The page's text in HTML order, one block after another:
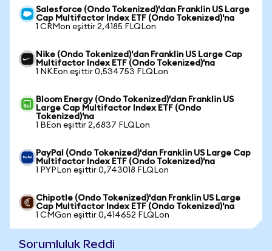
Salesforce (Ondo Tokenized)'dan Franklin US Large
Cap Multifactor Index ETF (Ondo Tokenized)'na
1 CRMon eşittir 2,4185 FLQLon
Nike (Ondo Tokenized)'dan Franklin US Large Cap
Multifactor Index ETF (Ondo Tokenized)'na
1 NKEon eşittir 0,534753 FLQLon
Bloom Energy (Ondo Tokenized)'dan Franklin US
Large Cap Multifactor Index ETF (Ondo
Tokenized)'na
1 BEon eşittir 2,6837 FLQLon
PayPal (Ondo Tokenized)'dan Franklin US Large Cap
Multifactor Index ETF (Ondo Tokenized)'na
1 PYPLon eşittir 0,743018 FLQLon
Chipotle (Ondo Tokenized)'dan Franklin US Large
Cap Multifactor Index ETF (Ondo Tokenized)'na
1 CMGon eşittir 0,414652 FLQLon
Sorumluluk Reddi